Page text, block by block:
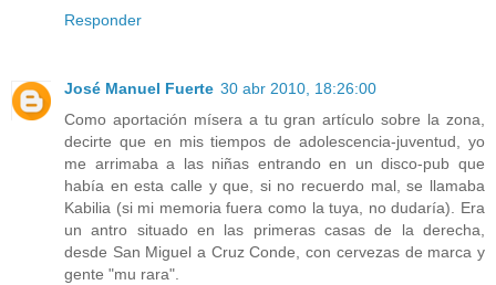
Responder
José Manuel Fuerte 30 abr 2010, 18:26:00
Como aportación mísera a tu gran artículo sobre la zona,
decirte que en mis tiempos de adolescencia-juventud, yo
me arrimaba a las niñas entrando en un disco-pub que
había en esta calle y que, si no recuerdo mal, se llamaba
Kabilia (si mi memoria fuera como la tuya, no dudaría). Era
un antro situado en las primeras casas de la derecha,
desde San Miguel a Cruz Conde, con cervezas de marca y
gente "mu rara".